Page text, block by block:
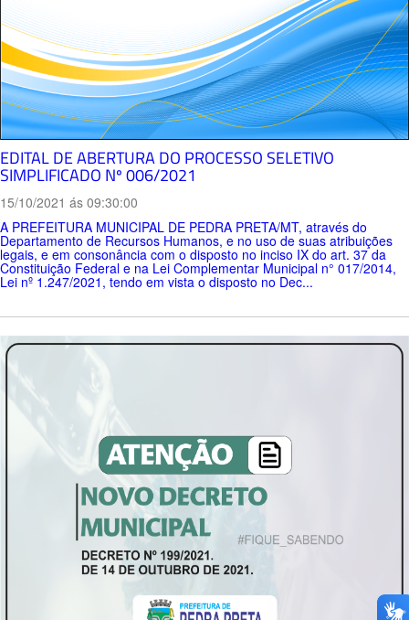
EDITAL DE ABERTURA DO PROCESSO SELETIVO
SIMPLIFICADO Nº 006/2021
15/10/2021 ás 09:30:00
A PREFEITURA MUNICIPAL DE PEDRA PRETA/MT, através do
Departamento de Recursos Humanos, e no uso de suas atribuições
legais, e em consonância com o disposto no inciso IX do art. 37 da
Constituição Federal e na Lei Complementar Municipal n° 017/2014,
Lei nº 1.247/2021, tendo em vista o disposto no Dec...